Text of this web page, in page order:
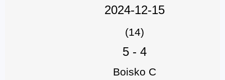
2024-12-15
(14)
5 - 4
Boisko C